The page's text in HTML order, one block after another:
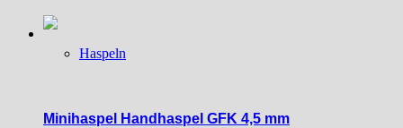
Haspeln
Minihaspel Handhaspel GFK 4,5 mm